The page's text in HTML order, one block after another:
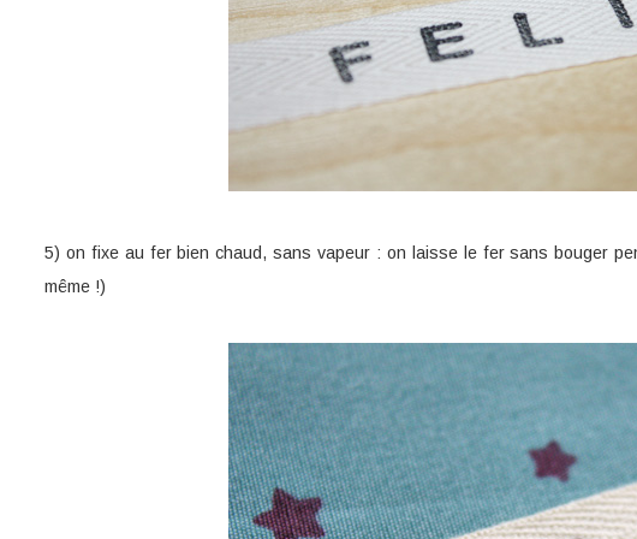
5) on fixe au fer bien chaud, sans vapeur : on laisse le fer sans bouger
même !)